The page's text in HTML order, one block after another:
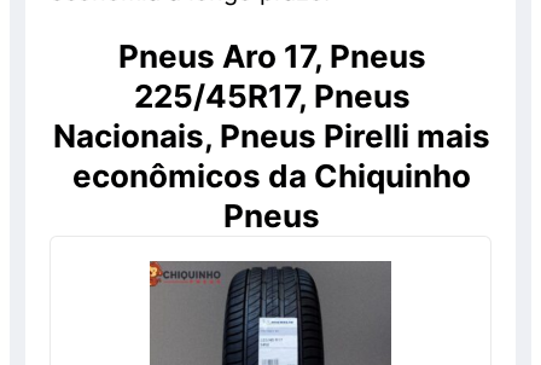
Pneus Aro 17, Pneus
225/45R17, Pneus
Nacionais, Pneus Pirelli mais
econômicos da Chiquinho
Pneus